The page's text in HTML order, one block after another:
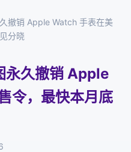
撤销 Apple Watch 手表在美
分晓
永久撤销 Apple
令，最快本月底